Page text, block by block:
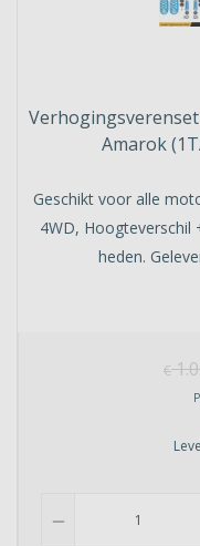
Amarok
Geschikt voor alle
4WD,
heden.
€
remove